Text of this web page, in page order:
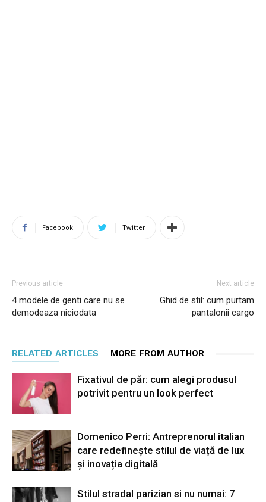
Facebook Twitter
Previous article
4 modele de genti care nu se
demodeaza niciodata
Next article
Ghid de stil: cum purtam
pantalonii cargo
RELATED ARTICLES MORE FROM AUTHOR
Fixativul de păr: cum alegi produsul
potrivit pentru un look perfect
Domenico Perri: Antreprenorul italian
care redefinește stilul de viață de lux
și inovația digitală
Stilul stradal parizian si nu numai: 7